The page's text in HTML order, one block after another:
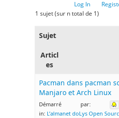
Log In
1 sujet (sur n total de 1)
Sujet
Articl
es
Pacman dans pacman
Manjaro et Arch Linux
Démarré par:
in: L’almanet doLys Open